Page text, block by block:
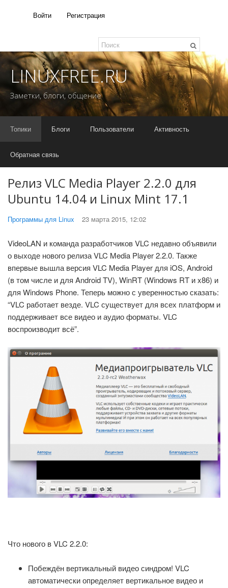
Войти Регистрация
LINUXFREE.RU
Заметки, блоги, общение
Топики Блоги Пользователи Активность
Обратная связь
Релиз VLC Media Player 2.2.0 для
Ubuntu 14.04 и Linux Mint 17.1
Программы для Linux 23 марта 2015, 12:02
VideoLAN и команда разработчиков VLC недавно объявили
о выходе нового релиза VLC Media Player 2.2.0. Также
впервые вышла версия VLC Media Player для iOS, Android
(в том числе и для Android TV), WinRT (Windows RT и x86) и
для Windows Phone. Теперь можно с уверенностью сказать:
“VLC работает везде. VLC существует для всех платформ и
поддерживает все видео и аудио форматы. VLC
воспроизводит всё”.
Что нового в VLC 2.2.0:
Побеждён вертикальный видео синдром! VLC
автоматически определяет вертикальное видео и